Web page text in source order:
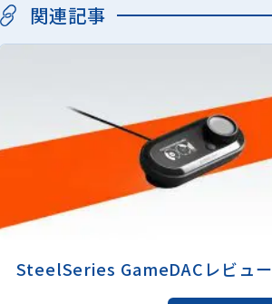
関連記事
SteelSeries GameDACレビュー